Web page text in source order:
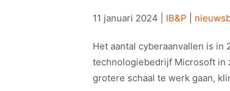
11 januari 2024 IB&P
Het aantal cyberaanvallen is
technologiebedrijf Microsoft in
grotere schaal te werk gaan,